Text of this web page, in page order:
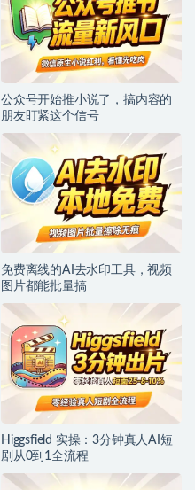
公众号开始推小说了，搞内容的
朋友盯紧这个信号
免费离线的AI去水印工具，视频
图片都能批量搞
Higgsfield 实操：3分钟真人AI短
剧从0到1全流程